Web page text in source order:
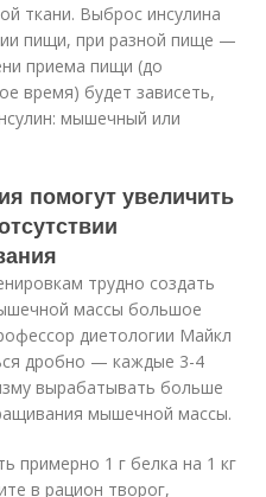
ткани. Выброс инсулина
пищи, при разной пище —
приема пищи (до
время) будет зависеть,
мышечный или
помогут увеличить
трудно создать
массы большое
диетологии Майкл
дробно — каждые 3-4
вырабатывать больше
мышечной массы.
примерно 1 г белка на 1 кг
в рацион творог,